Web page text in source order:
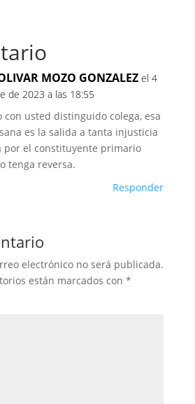
MOZO GONZALEZ el 4
de 2023 a las 18:55
con usted distinguido colega, esa
es la salida a tanta injusticia
por el constituyente primario
tenga reversa.
Responder
electrónico no será publicada.
están marcados con *